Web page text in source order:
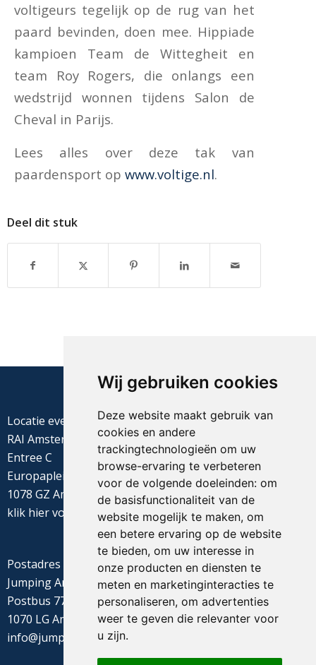
Wij gebruiken cookies
Deze website maakt gebruik van
cookies en andere
trackingtechnologieën om uw
browse-ervaring te verbeteren
voor de volgende doeleinden: om
de basisfunctionaliteit van de
website mogelijk te maken, om
een betere ervaring op de website
te bieden, om uw interesse in
onze producten en diensten te
meten en marketinginteracties te
personaliseren, om advertenties
weer te geven die relevanter voor
u zijn.
voltigeurs tegelijk op de rug van het
paard bevinden, doen mee. Hippiade
kampioen Team de Wittegheit en
team Roy Rogers, die onlangs een
wedstrijd wonnen tijdens Salon de
Cheval in Parijs.
Lees alles over deze tak van
paardensport op www.voltige.nl.
Deel dit stuk
Locatie evenement
RAI Amsterdam
Entree C
Europaplein 22
1078 GZ Amsterdam
klik hiervoor de routebeschrijving
Postadres
Jumping Amsterdam
Postbus 77655
1070 LG Amsterdam
info@jumpingamsterdam.nl